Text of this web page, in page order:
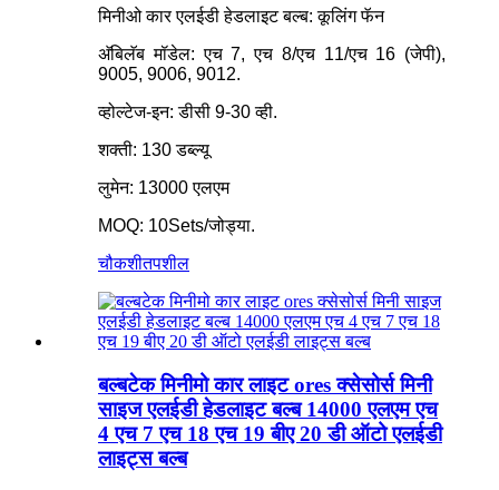
मिनीओ कार एलईडी हेडलाइट बल्ब: कूलिंग फॅन
अ‍ॅबिलॅब मॉडेल: एच 7, एच 8/एच 11/एच 16 (जेपी),
9005, 9006, 9012.
व्होल्टेज-इन: डीसी 9-30 व्ही.
शक्ती: 130 डब्ल्यू
लुमेन: 13000 एलएम
MOQ: 10Sets/जोड्या.
चौकशीतपशील
बल्बटेक मिनीमो कार लाइट ores क्सेसोर्स मिनी
साइज एलईडी हेडलाइट बल्ब 14000 एलएम एच
4 एच 7 एच 18 एच 19 बीए 20 डी ऑटो एलईडी
लाइट्स बल्ब